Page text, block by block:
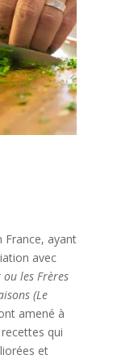
France, ayant
avec
ou les Frères
(Le
amené à
qui
et